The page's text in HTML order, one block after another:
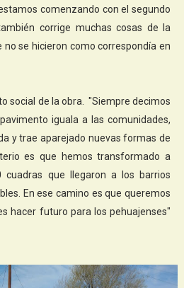
comenzando con el segundo
corrige muchas cosas de la
se hicieron como correspondía en
social de la obra. "Siempre decimos
iguala a las comunidades,
y trae aparejado nuevas formas de
es que hemos transformado a
cuadras que llegaron a los barrios
En ese camino es que queremos
hacer futuro para los pehuajenses"